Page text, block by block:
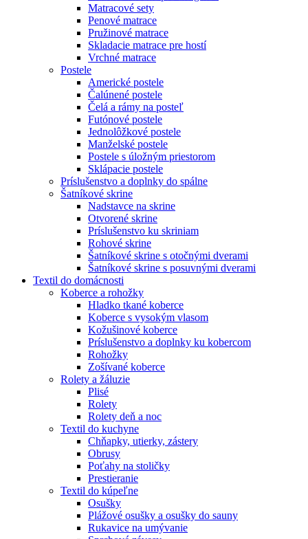
Matracové sety
Penové matrace
Pružinové matrace
Skladacie matrace pre hostí
Vrchné matrace
Postele
Americké postele
Čalúnené postele
Čelá a rámy na posteľ
Futónové postele
Jednolôžkové postele
Manželské postele
Postele s úložným priestorom
Sklápacie postele
Príslušenstvo a doplnky do spálne
Šatníkové skrine
Nadstavce na skrine
Otvorené skrine
Príslušenstvo ku skriniam
Rohové skrine
Šatníkové skrine s otočnými dverami
Šatníkové skrine s posuvnými dverami
Textil do domácnosti
Koberce a rohožky
Hladko tkané koberce
Koberce s vysokým vlasom
Kožušinové koberce
Príslušenstvo a doplnky ku kobercom
Rohožky
Zošívané koberce
Rolety a žáluzie
Plisé
Rolety
Rolety deň a noc
Textil do kuchyne
Chňapky, utierky, zástery
Obrusy
Poťahy na stoličky
Prestieranie
Textil do kúpeľne
Osušky
Plážové osušky a osušky do sauny
Rukavice na umývanie